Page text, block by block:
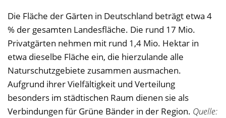
Die Fläche der Gärten in Deutschland beträgt etwa 4
% der gesamten Landesfläche. Die rund 17 Mio.
Privatgärten nehmen mit rund 1,4 Mio. Hektar in
etwa dieselbe Fläche ein, die hierzulande alle
Naturschutzgebiete zusammen ausmachen.
Aufgrund ihrer Vielfältigkeit und Verteilung
besonders im städtischen Raum dienen sie als
Verbindungen für Grüne Bänder in der Region. Quelle: